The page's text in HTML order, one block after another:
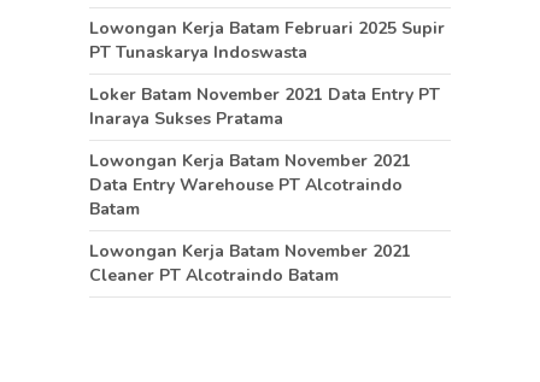
Lowongan Kerja Batam Februari 2025 Supir
PT Tunaskarya Indoswasta
Loker Batam November 2021 Data Entry PT
Inaraya Sukses Pratama
Lowongan Kerja Batam November 2021
Data Entry Warehouse PT Alcotraindo
Batam
Lowongan Kerja Batam November 2021
Cleaner PT Alcotraindo Batam